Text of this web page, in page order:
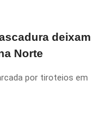
deixam
Norte
por tiroteios em